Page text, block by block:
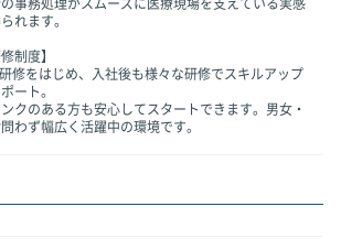
の事務処理がスムーズに医療現場を支えている実感
れます。
修制度】
修をはじめ、入社後も様々な研修でスキルアップ
ート。
クのある方も安心してスタートできます。男女・
わず幅広く活躍中の環境です。